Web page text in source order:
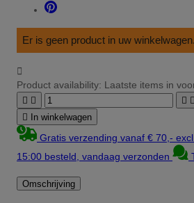
Er is geen product in uw winkelwagen.

Product availability: Laatste items in
   
 In winkelwagen
Gratis verzending vanaf € 70,-
15:00 besteld, vandaag verzonden
Omschrijving